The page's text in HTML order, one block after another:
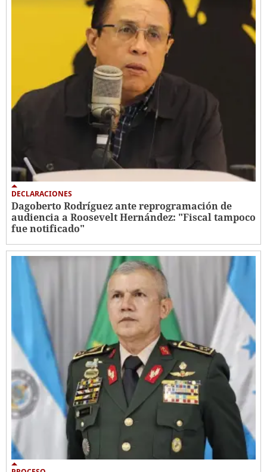
DECLARACIONES
Dagoberto Rodríguez ante reprogramación de
audiencia a Roosevelt Hernández: "Fiscal tampoco
fue notificado"